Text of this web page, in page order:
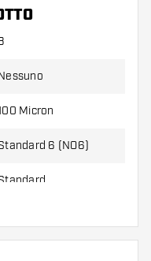
l'uso.
scoprire quale
Micron
6 (NO6)